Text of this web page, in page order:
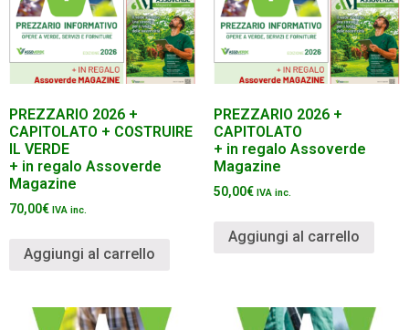
PREZZARIO 2026 +
CAPITOLATO + COSTRUIRE
IL VERDE
+ in regalo Assoverde
Magazine
70,00€ IVA inc.
Aggiungi al carrello
PREZZARIO 2026 +
CAPITOLATO
+ in regalo Assoverde
Magazine
50,00€ IVA inc.
Aggiungi al carrello